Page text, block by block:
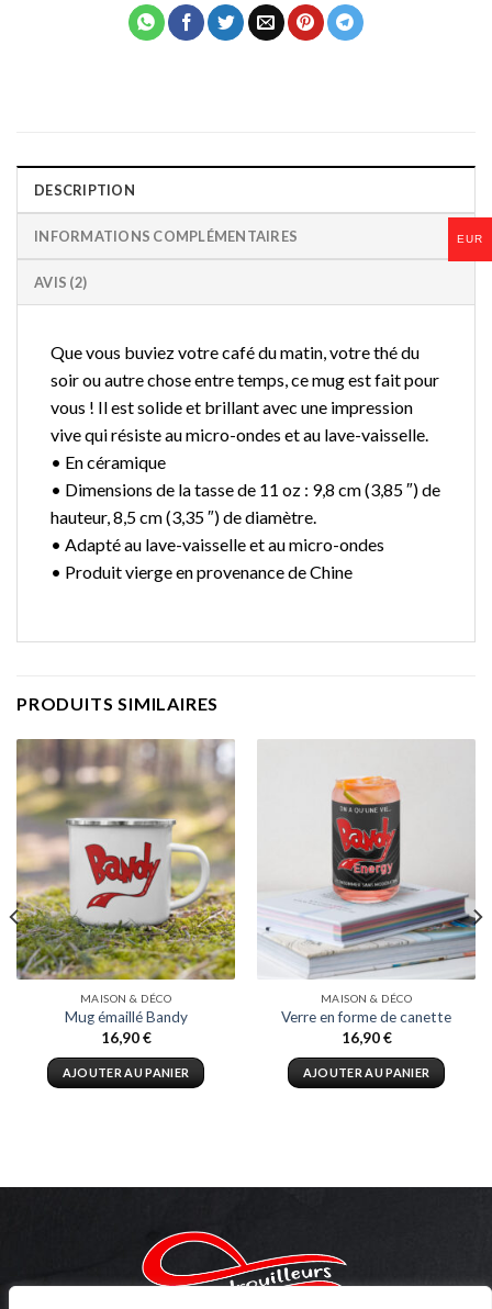
DESCRIPTION
INFORMATIONS COMPLÉMENTAIRES
AVIS (2)
Que vous buviez votre café du matin, votre thé du
soir ou autre chose entre temps, ce mug est fait pour
vous ! Il est solide et brillant avec une impression
vive qui résiste au micro-ondes et au lave-vaisselle.
• En céramique
• Dimensions de la tasse de 11 oz : 9,8 cm (3,85 ″) de
hauteur, 8,5 cm (3,35 ″) de diamètre.
• Adapté au lave-vaisselle et au micro-ondes
• Produit vierge en provenance de Chine
PRODUITS SIMILAIRES
MAISON & DÉCO
Mug émaillé Bandy
16,90€
AJOUTER AU PANIER
MAISON & DÉCO
Verre en forme de canette
16,90€
AJOUTER AU PANIER
EUR